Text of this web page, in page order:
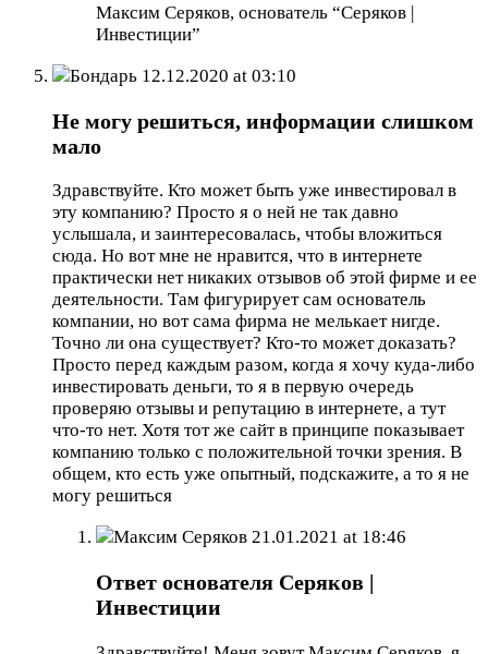
Максим Серяков, основатель “Серяков |
Инвестиции”
Бондарь 12.12.2020 at 03:10
Не могу решиться, информации слишком
мало
Здравствуйте. Кто может быть уже инвестировал в
эту компанию? Просто я о ней не так давно
услышала, и заинтересовалась, чтобы вложиться
сюда. Но вот мне не нравится, что в интернете
практически нет никаких отзывов об этой фирме и ее
деятельности. Там фигурирует сам основатель
компании, но вот сама фирма не мелькает нигде.
Точно ли она существует? Кто-то может доказать?
Просто перед каждым разом, когда я хочу куда-либо
инвестировать деньги, то я в первую очередь
проверяю отзывы и репутацию в интернете, а тут
что-то нет. Хотя тот же сайт в принципе показывает
компанию только с положительной точки зрения. В
общем, кто есть уже опытный, подскажите, а то я не
могу решиться
Максим Серяков 21.01.2021 at 18:46
Ответ основателя Серяков |
Инвестиции